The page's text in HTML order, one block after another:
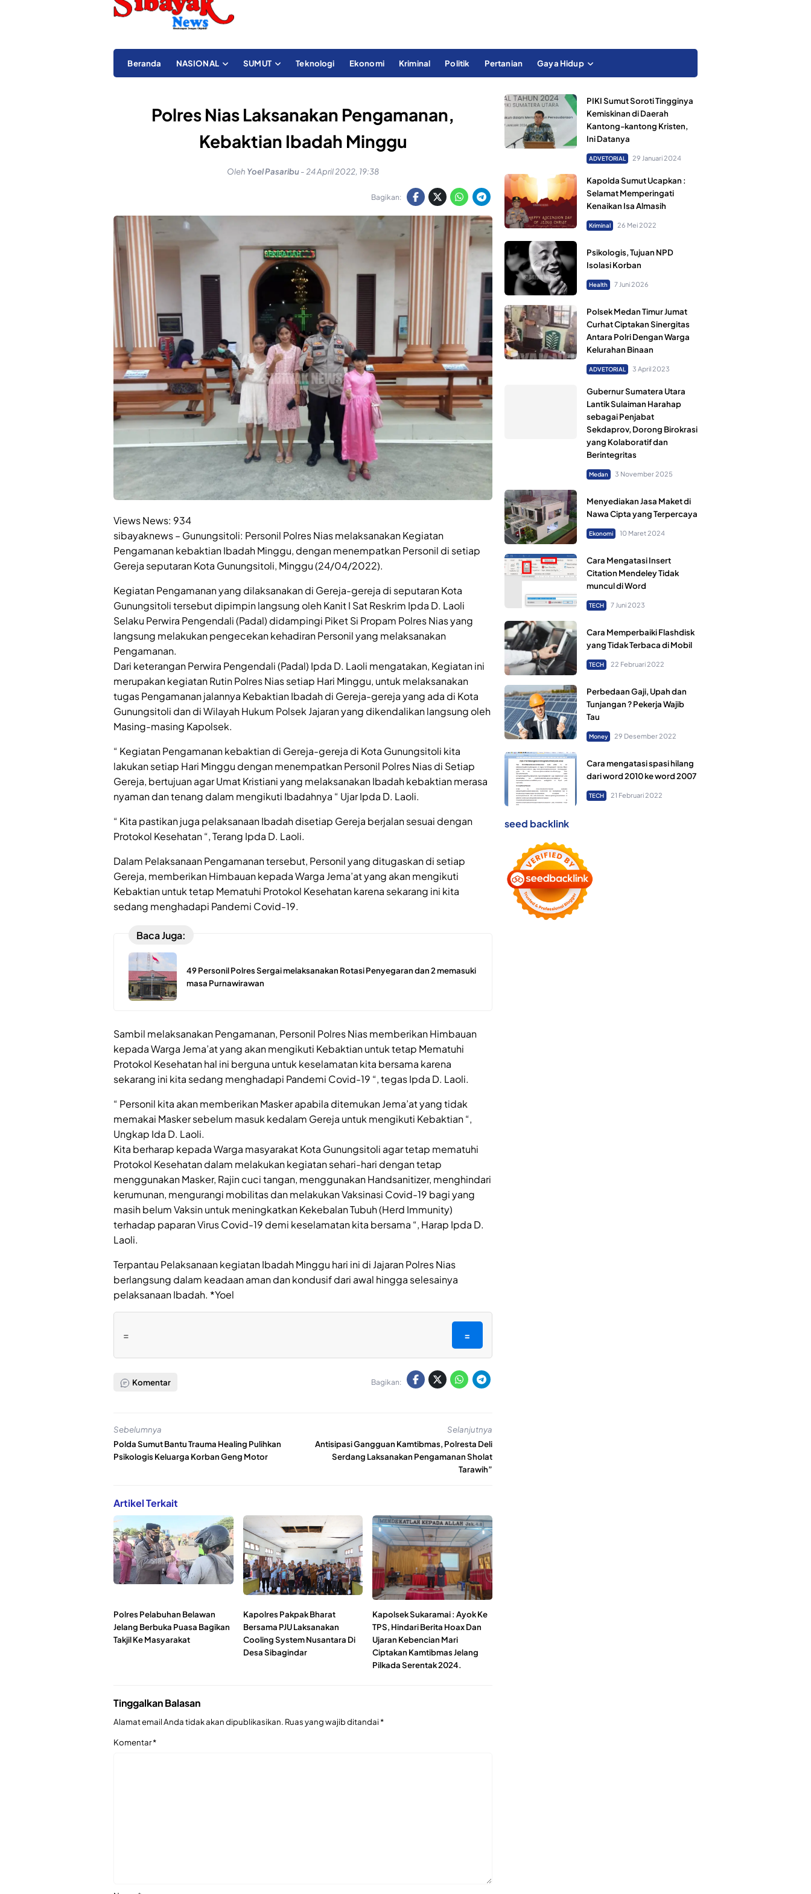
Beranda NASIONAL SUMUT Teknologi Ekonomi Kriminal Politik Pertanian Gaya Hidup
Polres Nias Laksanakan Pengamanan,
Kebaktian Ibadah Minggu
Oleh Yoel Pasaribu- 24 April 2022, 19:38
Bagikan:
Views News: 934
sibayaknews – Gunungsitoli: Personil Polres Nias melaksanakan Kegiatan
Pengamanan kebaktian Ibadah Minggu, dengan menempatkan Personil di setiap
Gereja seputaran Kota Gunungsitoli, Minggu (24/04/2022).
Kegiatan Pengamanan yang dilaksanakan di Gereja-gereja di seputaran Kota
Gunungsitoli tersebut dipimpin langsung oleh Kanit I Sat Reskrim Ipda D. Laoli
Selaku Perwira Pengendali (Padal) didampingi Piket Si Propam Polres Nias yang
langsung melakukan pengecekan kehadiran Personil yang melaksanakan
Pengamanan.
Dari keterangan Perwira Pengendali (Padal) Ipda D. Laoli mengatakan, Kegiatan ini
merupakan kegiatan Rutin Polres Nias setiap Hari Minggu, untuk melaksanakan
tugas Pengamanan jalannya Kebaktian Ibadah di Gereja-gereja yang ada di Kota
Gunungsitoli dan di Wilayah Hukum Polsek Jajaran yang dikendalikan langsung oleh
Masing-masing Kapolsek.
“ Kegiatan Pengamanan kebaktian di Gereja-gereja di Kota Gunungsitoli kita
lakukan setiap Hari Minggu dengan menempatkan Personil Polres Nias di Setiap
Gereja, bertujuan agar Umat Kristiani yang melaksanakan Ibadah kebaktian merasa
nyaman dan tenang dalam mengikuti Ibadahnya “ Ujar Ipda D. Laoli.
“ Kita pastikan juga pelaksanaan Ibadah disetiap Gereja berjalan sesuai dengan
Protokol Kesehatan “, Terang Ipda D. Laoli.
Dalam Pelaksanaan Pengamanan tersebut, Personil yang ditugaskan di setiap
Gereja, memberikan Himbauan kepada Warga Jema’at yang akan mengikuti
Kebaktian untuk tetap Mematuhi Protokol Kesehatan karena sekarang ini kita
sedang menghadapi Pandemi Covid-19.
Baca Juga:
49 Personil Polres Sergai melaksanakan Rotasi Penyegaran dan 2 memasuki
masa Purnawirawan
Sambil melaksanakan Pengamanan, Personil Polres Nias memberikan Himbauan
kepada Warga Jema’at yang akan mengikuti Kebaktian untuk tetap Mematuhi
Protokol Kesehatan hal ini berguna untuk keselamatan kita bersama karena
sekarang ini kita sedang menghadapi Pandemi Covid-19 “, tegas Ipda D. Laoli.
“ Personil kita akan memberikan Masker apabila ditemukan Jema’at yang tidak
memakai Masker sebelum masuk kedalam Gereja untuk mengikuti Kebaktian “,
Ungkap Ida D. Laoli.
Kita berharap kepada Warga masyarakat Kota Gunungsitoli agar tetap mematuhi
Protokol Kesehatan dalam melakukan kegiatan sehari-hari dengan tetap
menggunakan Masker, Rajin cuci tangan, menggunakan Handsanitizer, menghindari
kerumunan, mengurangi mobilitas dan melakukan Vaksinasi Covid-19 bagi yang
masih belum Vaksin untuk meningkatkan Kekebalan Tubuh (Herd Immunity)
terhadap paparan Virus Covid-19 demi keselamatan kita bersama “, Harap Ipda D.
Laoli.
Terpantau Pelaksanaan kegiatan Ibadah Minggu hari ini di Jajaran Polres Nias
berlangsung dalam keadaan aman dan kondusif dari awal hingga selesainya
pelaksanaan Ibadah. *Yoel
= =
Komentar Bagikan:
Sebelumnya
Polda Sumut Bantu Trauma Healing Pulihkan
Psikologis Keluarga Korban Geng Motor
Selanjutnya
Antisipasi Gangguan Kamtibmas, Polresta Deli
Serdang Laksanakan Pengamanan Sholat
Tarawih”
Artikel Terkait
Polres Pelabuhan Belawan
Jelang Berbuka Puasa Bagikan
Takjil Ke Masyarakat
Kapolres Pakpak Bharat
Bersama PJU Laksanakan
Cooling System Nusantara Di
Desa Sibagindar
Kapolsek Sukaramai : Ayok Ke
TPS, Hindari Berita Hoax Dan
Ujaran Kebencian Mari
Ciptakan Kamtibmas Jelang
Pilkada Serentak 2024.
Tinggalkan Balasan
Alamat email Anda tidak akan dipublikasikan. Ruas yang wajib ditandai*
Komentar*
PIKI Sumut Soroti Tingginya
Kemiskinan di Daerah
Kantong-kantong Kristen,
Ini Datanya
ADVETORIAL 29 Januari 2024
Kapolda Sumut Ucapkan :
Selamat Memperingati
Kenaikan Isa Almasih
Kriminal 26 Mei 2022
Psikologis, Tujuan NPD
Isolasi Korban
Health 7 Juni 2026
Polsek Medan Timur Jumat
Curhat Ciptakan Sinergitas
Antara Polri Dengan Warga
Kelurahan Binaan
ADVETORIAL 3 April 2023
Gubernur Sumatera Utara
Lantik Sulaiman Harahap
sebagai Penjabat
Sekdaprov, Dorong Birokrasi
yang Kolaboratif dan
Berintegritas
Medan 3 November 2025
Menyediakan Jasa Maket di
Nawa Cipta yang Terpercaya
Ekonomi 10 Maret 2024
Cara Mengatasi Insert
Citation Mendeley Tidak
muncul di Word
TECH 7 Juni 2023
Cara Memperbaiki Flashdisk
yang Tidak Terbaca di Mobil
TECH 22 Februari 2022
Perbedaan Gaji, Upah dan
Tunjangan ? Pekerja Wajib
Tau
Money 29 Desember 2022
Cara mengatasi spasi hilang
dari word 2010 ke word 2007
TECH 21 Februari 2022
seed backlink